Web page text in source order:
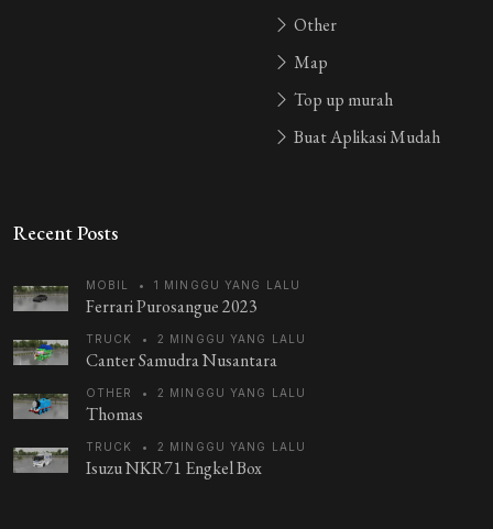
Other
Map
Top up murah
Buat Aplikasi Mudah
Recent Posts
MOBIL • 1 MINGGU YANG LALU
Ferrari Purosangue 2023
TRUCK • 2 MINGGU YANG LALU
Canter Samudra Nusantara
OTHER • 2 MINGGU YANG LALU
Thomas
TRUCK • 2 MINGGU YANG LALU
Isuzu NKR71 Engkel Box